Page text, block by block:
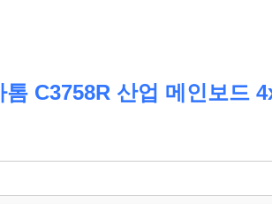
C3758R 산업 메인보드